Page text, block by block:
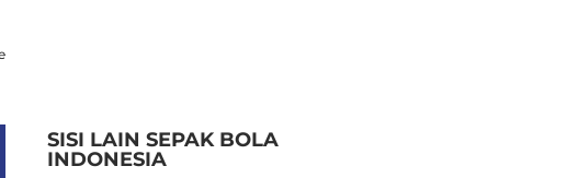
SISI LAIN SEPAK BOLA
INDONESIA